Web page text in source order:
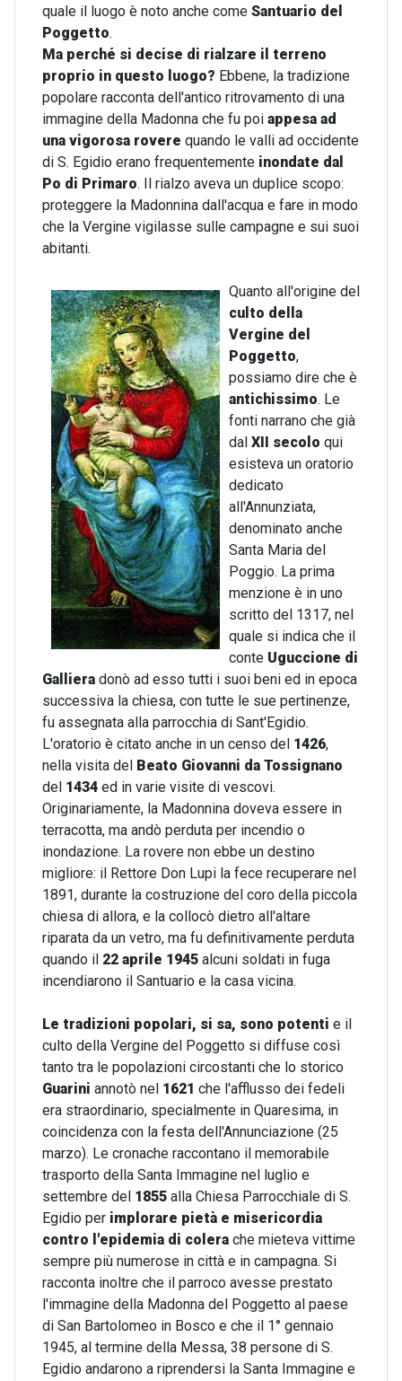
quale il luogo è noto anche come Santuario del
Poggetto.
Ma perché si decise di rialzare il terreno
proprio in questo luogo? Ebbene, la tradizione
popolare racconta dell'antico ritrovamento di una
immagine della Madonna che fu poi appesa ad
una vigorosa rovere quando le valli ad occidente
di S. Egidio erano frequentemente inondate dal
Po di Primaro. Il rialzo aveva un duplice scopo:
proteggere la Madonnina dall'acqua e fare in modo
che la Vergine vigilasse sulle campagne e sui suoi
abitanti.
Quanto all'origine del
culto della
Vergine del
Poggetto,
possiamo dire che è
antichissimo. Le
fonti narrano che già
dal XII secolo qui
esisteva un oratorio
dedicato
all'Annunziata,
denominato anche
Santa Maria del
Poggio. La prima
menzione è in uno
scritto del 1317, nel
quale si indica che il
conte Uguccione di
Galliera donò ad esso tutti i suoi beni ed in epoca
successiva la chiesa, con tutte le sue pertinenze,
fu assegnata alla parrocchia di Sant'Egidio.
L'oratorio è citato anche in un censo del 1426,
nella visita del Beato Giovanni da Tossignano
del 1434 ed in varie visite di vescovi.
Originariamente, la Madonnina doveva essere in
terracotta, ma andò perduta per incendio o
inondazione. La rovere non ebbe un destino
migliore: il Rettore Don Lupi la fece recuperare nel
1891, durante la costruzione del coro della piccola
chiesa di allora, e la collocò dietro all'altare
riparata da un vetro, ma fu definitivamente perduta
quando il 22 aprile 1945 alcuni soldati in fuga
incendiarono il Santuario e la casa vicina.
Le tradizioni popolari, si sa, sono potenti e il
culto della Vergine del Poggetto si diffuse così
tanto tra le popolazioni circostanti che lo storico
Guarini annotò nel 1621 che l'afflusso dei fedeli
era straordinario, specialmente in Quaresima, in
coincidenza con la festa dell'Annunciazione (25
marzo). Le cronache raccontano il memorabile
trasporto della Santa Immagine nel luglio e
settembre del 1855 alla Chiesa Parrocchiale di S.
Egidio per implorare pietà e misericordia
contro l'epidemia di colera che mieteva vittime
sempre più numerose in città e in campagna. Si
racconta inoltre che il parroco avesse prestato
l'immagine della Madonna del Poggetto al paese
di San Bartolomeo in Bosco e che il 1° gennaio
1945, al termine della Messa, 38 persone di S.
Egidio andarono a riprendersi la Santa Immagine e